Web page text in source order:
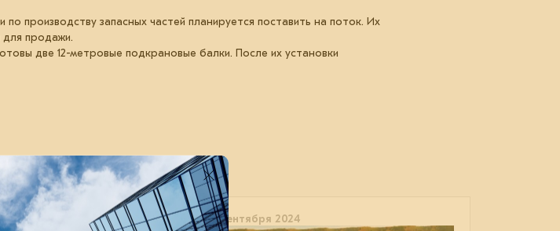
производству запасных частей планируется поставить на поток. Их
для продажи.
две 12-метровые подкрановые балки. После их установки
27 сентября 2024